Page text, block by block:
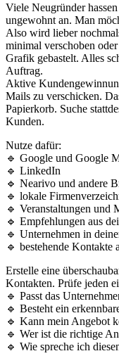
Viele Neugründer
ungewohnt an. Man
Also wird lieber
minimal verschoben
Grafik gebastelt. Alles
Auftrag.
Aktive
Mails zu verschicken.
Papierkorb. Suche
Kunden.
Nutze dafür:
🔹 Google und Google
🔹 LinkedIn
🔹 Nearivo und andere
🔹 lokale
🔹 Veranstaltungen und
🔹 Empfehlungen aus
🔹 Unternehmen in
🔹 bestehende Kontakte
Erstelle eine
Kontakten. Prüfe jeden
🔹 Passt das
🔹 Besteht ein
🔹 Kann mein Angebot
🔹 Wer ist die richtige
🔹 Wie spreche ich